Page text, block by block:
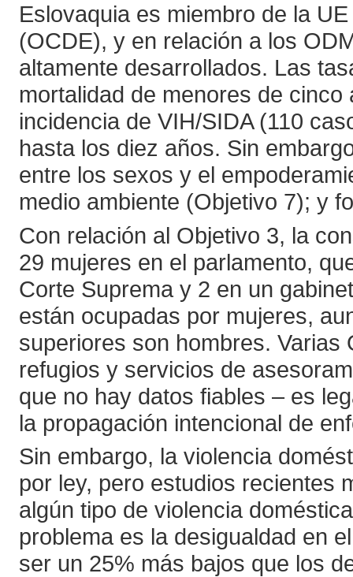
Eslovaquia es miembro de la
(OCDE), y en relación a los
altamente desarrollados. Las
mortalidad de menores de
incidencia de VIH/SIDA (110
hasta los diez años. Sin
entre los sexos y el
medio ambiente (Objetivo 7); y
Con relación al Objetivo 3, la
29 mujeres en el parlamento,
Corte Suprema y 2 en un
están ocupadas por mujeres,
superiores son hombres.
refugios y servicios de
que no hay datos fiables – es
la propagación intencional de
Sin embargo, la violencia
por ley, pero estudios recientes
algún tipo de violencia
problema es la desigualdad en
ser un 25% más bajos que los